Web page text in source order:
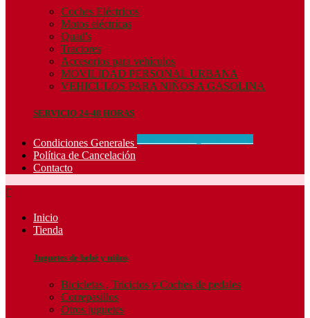
Coches Eléctricos
Motos eléctricas
Quad's
Tractores
Accesorios para vehículos
MOVILIDAD PERSONAL URBANA
VEHICULOS PARA NIÑOS A GASOLINA
SERVICIO 24-48 HORAS
Condiciones Generales
Política de Cancelación
Contacto

Inicio
Tienda
Juguetes de bebé y niños
Bicicletas , Triciclos y Coches de pedales
Correpasillos
Otros juguetes